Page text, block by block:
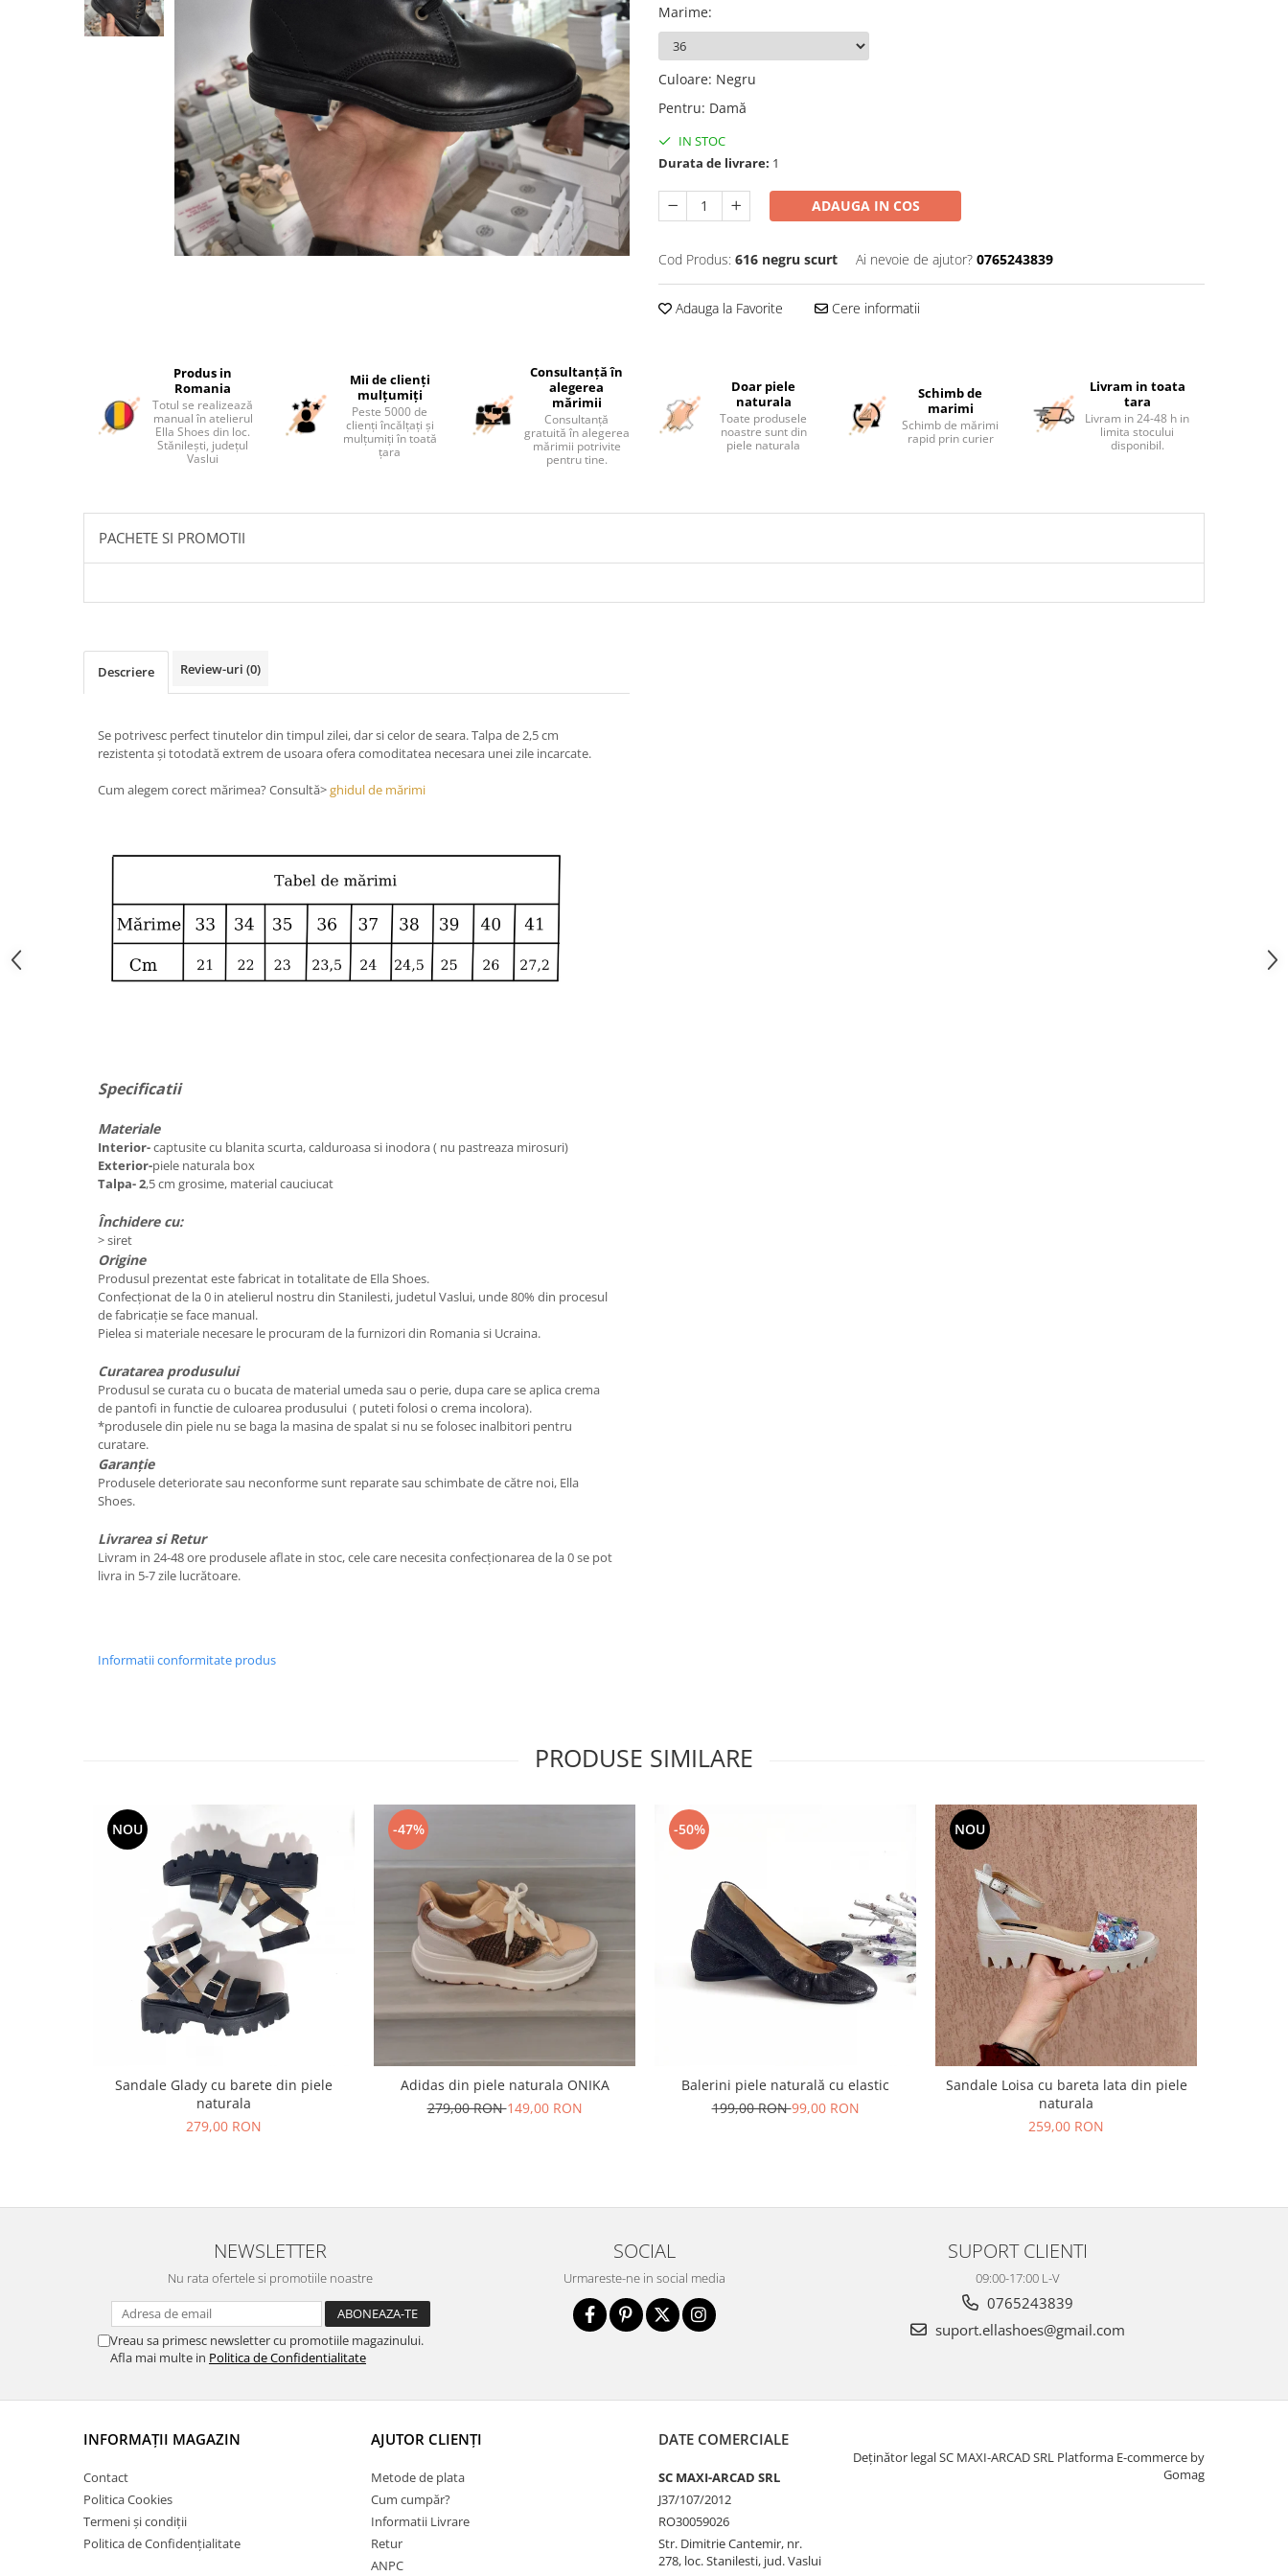
Marime:
Culoare: Negru
Pentru: Damă
IN STOC
Durata de livrare: 1
ADAUGA IN COS
Cod Produs: 616 negru scurt Ai nevoie de ajutor? 0765243839
Adauga la Favorite Cere informatii
Produs in
Romania
Totul se realizează
manual în atelierul
Ella Shoes din loc.
Stănilești, județul
Vaslui
Mii de clienți
mulțumiți
Peste 5000 de
clienți încălțați și
mulțumiți în toată
țara
Consultanță în
alegerea
mărimii
Consultanță
gratuită în alegerea
mărimii potrivite
pentru tine.
Doar piele
naturala
Toate produsele
noastre sunt din
piele naturala
Schimb de
marimi
Schimb de mărimi
rapid prin curier
Livram in toata
tara
Livram in 24-48 h in
limita stocului
disponibil.
PACHETE SI PROMOTII
Descriere Review-uri (0)
Se potrivesc perfect tinutelor din timpul zilei, dar si celor de seara. Talpa de 2,5 cm
rezistenta și totodată extrem de usoara ofera comoditatea necesara unei zile incarcate.
Cum alegem corect mărimea? Consultă>ghidul de mărimi
Specificatii
Materiale
Interior-captusite cu blanita scurta, calduroasa si inodora ( nu pastreaza mirosuri)
Exterior-piele naturala box
Talpa- 2,5 cm grosime, material cauciucat
Închidere cu:
>siret
Origine
Produsul prezentat este fabricat in totalitate de Ella Shoes.
Confecționat de la 0 in atelierul nostru din Stanilesti, judetul Vaslui, unde 80% din procesul
de fabricație se face manual.
Pielea si materiale necesare le procuram de la furnizori din Romania si Ucraina.
Curatarea produsului
Produsul se curata cu o bucata de material umeda sau o perie, dupa care se aplica crema
de pantofi in functie de culoarea produsului ( puteti folosi o crema incolora).
*produsele din piele nu se baga la masina de spalat si nu se folosec inalbitori pentru
curatare.
Garanție
Produsele deteriorate sau neconforme sunt reparate sau schimbate de către noi, Ella
Shoes.
Livrarea si Retur
Livram in 24-48 ore produsele aflate in stoc, cele care necesita confecționarea de la 0 se pot
livra in 5-7 zile lucrătoare.
Informatii conformitate produs
PRODUSE SIMILARE
NOU
Sandale Glady cu barete din piele
naturala
279,00 RON
-47%
Adidas din piele naturala ONIKA
279,00 RON149,00 RON
-50%
Balerini piele naturală cu elastic
199,00 RON99,00 RON
NOU
Sandale Loisa cu bareta lata din piele
naturala
259,00 RON
NEWSLETTER
Nu rata ofertele si promotiile noastre
Vreau sa primesc newsletter cu promotiile magazinului.
Afla mai multe in Politica de Confidentialitate
SOCIAL
Urmareste-ne in social media
SUPORT CLIENTI
09:00-17:00 L-V
0765243839
suport.ellashoes@gmail.com
INFORMAȚII MAGAZIN
Contact
Politica Cookies
Termeni și condiții
Politica de Confidențialitate
AJUTOR CLIENȚI
Metode de plata
Cum cumpăr?
Informatii Livrare
Retur
ANPC
DATE COMERCIALE
SC MAXI-ARCAD SRL
J37/107/2012
RO30059026
Str. Dimitrie Cantemir, nr.
278, loc. Stanilesti, jud. Vaslui
Deținător legal SC MAXI-ARCAD SRL Platforma E-commerce by
Gomag